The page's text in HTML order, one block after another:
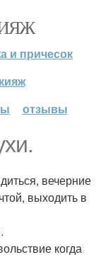
и причесок
отзывы
вечерние
выходить в
когда